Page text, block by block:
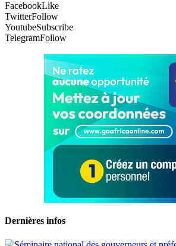
FacebookLike
TwitterFollow
YoutubeSubscribe
TelegramFollow
Dernières infos